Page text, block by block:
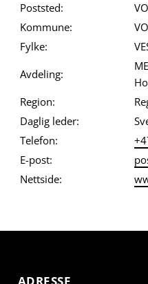
Poststed:
Kommune:
Fylke:
Avdeling:
Region:
Daglig leder:
Telefon:
E-post:
Nettside: